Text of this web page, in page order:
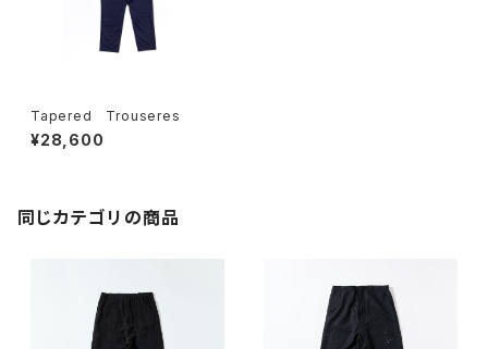
Tapered Trouseres
¥28,600
同じカテゴリの商品